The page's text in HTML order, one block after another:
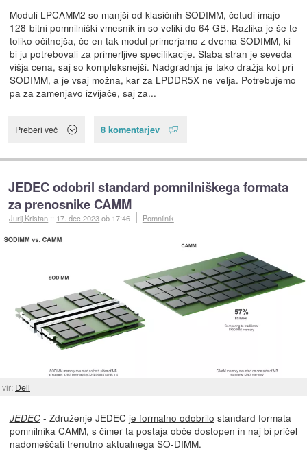
Moduli LPCAMM2 so manjši od klasičnih SODIMM, četudi imajo
128-bitni pomnilniški vmesnik in so veliki do 64 GB. Razlika je še te
toliko očitnejša, če en tak modul primerjamo z dvema SODIMM, ki
bi ju potrebovali za primerljive specifikacije. Slaba stran je seveda
višja cena, saj so kompleksnejši. Nadgradnja je tako dražja kot pri
SODIMM, a je vsaj možna, kar za LPDDR5X ne velja. Potrebujemo
pa za zamenjavo izvijače, saj za...
Preberi več 8 komentarjev
JEDEC odobril standard pomnilniškega formata
za prenosnike CAMM
Jurij Kristan :: 17. dec 2023ob 17:46 Pomnilnik
vir: Dell
JEDEC- Združenje JEDEC je formalno odobrilo standard formata
pomnilnika CAMM, s čimer ta postaja obče dostopen in naj bi pričel
nadomeščati trenutno aktualnega SO-DIMM.